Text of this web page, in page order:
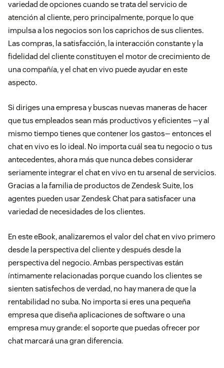
variedad de opciones cuando se trata del servicio de
atención al cliente, pero principalmente, porque lo que
impulsa a los negocios son los caprichos de sus clientes.
Las compras, la satisfacción, la interacción constante y la
fidelidad del cliente constituyen el motor de crecimiento de
una compañía, y el chat en vivo puede ayudar en este
aspecto.
Si diriges una empresa y buscas nuevas maneras de hacer
que tus empleados sean más productivos y eficientes —y al
mismo tiempo tienes que contener los gastos— entonces el
chat en vivo es lo ideal. No importa cuál sea tu negocio o tus
antecedentes, ahora más que nunca debes considerar
seriamente integrar el chat en vivo en tu arsenal de servicios.
Gracias a la familia de productos de Zendesk Suite, los
agentes pueden usar Zendesk Chat para satisfacer una
variedad de necesidades de los clientes.
En este eBook, analizaremos el valor del chat en vivo primero
desde la perspectiva del cliente y después desde la
perspectiva del negocio. Ambas perspectivas están
íntimamente relacionadas porque cuando los clientes se
sienten satisfechos de verdad, no hay manera de que la
rentabilidad no suba. No importa si eres una pequeña
empresa que diseña aplicaciones de software o una
empresa muy grande: el soporte que puedas ofrecer por
chat marcará una gran diferencia.